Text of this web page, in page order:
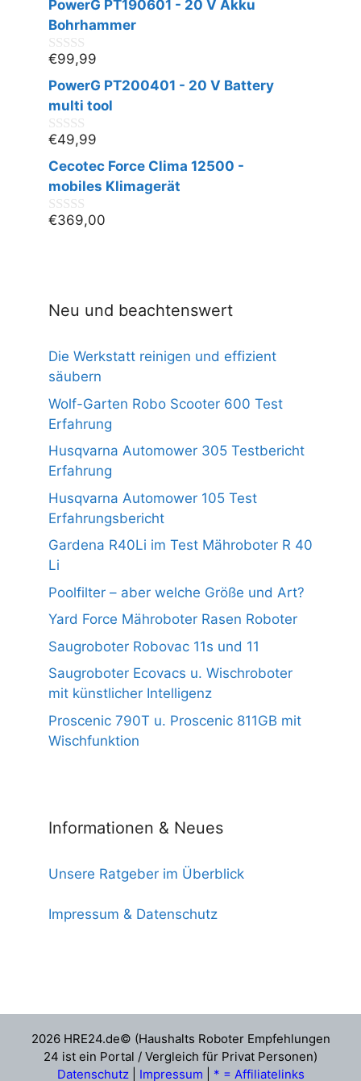
o
n
PowerG PT190601 - 20 V Akku
Bohrhammer
0
v
o
n
€99,99
PowerG PT200401 - 20 V Battery
multi tool
0
v
o
n
€49,99
Cecotec Force Clima 12500 -
mobiles Klimagerät
0
€369,00
Neu und beachtenswert
Die Werkstatt reinigen und effizient
säubern
Wolf-Garten Robo Scooter 600 Test
Erfahrung
Husqvarna Automower 305 Testbericht
Erfahrung
Husqvarna Automower 105 Test
Erfahrungsbericht
Gardena R40Li im Test Mähroboter R 40
Li
Poolfilter – aber welche Größe und Art?
Yard Force Mähroboter Rasen Roboter
Saugroboter Robovac 11s und 11
Saugroboter Ecovacs u. Wischroboter
mit künstlicher Intelligenz
Proscenic 790T u. Proscenic 811GB mit
Wischfunktion
Informationen & Neues
Unsere Ratgeber im Überblick
Impressum & Datenschutz
2026 HRE24.de© (Haushalts Roboter Empfehlungen
24 ist ein Portal / Vergleich für Privat Personen)
Datenschutz| Impressum * = Affiliatelinks